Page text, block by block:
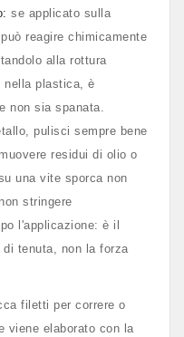
se applicato sulla
reagire chimicamente
alla rottura
nella plastica, è
non sia spanata.
pulisci sempre bene
residui di olio o
una vite sporca non
stringere
l'applicazione: è il
tenuta, non la forza
filetti per correre o
viene elaborato con la